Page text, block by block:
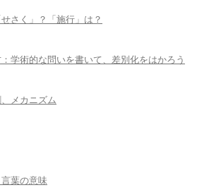
さく」？「施行」は？
学術的な問いを書いて、差別化をはかろう
メカニズム
葉の意味